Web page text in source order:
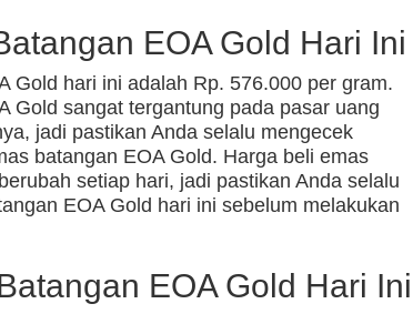
EOA Gold Hari Ini
Gold hari ini adalah Rp. 576.000 per gram.
Gold sangat tergantung pada pasar uang
jadi pastikan Anda selalu mengecek
batangan EOA Gold. Harga beli emas
setiap hari, jadi pastikan Anda selalu
EOA Gold hari ini sebelum melakukan
EOA Gold Hari Ini